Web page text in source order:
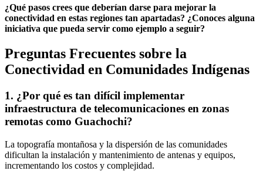
¿Qué pasos crees que deberían darse para mejorar la
conectividad en estas regiones tan apartadas? ¿Conoces alguna
iniciativa que pueda servir como ejemplo a seguir?
Preguntas Frecuentes sobre la
Conectividad en Comunidades Indígenas
1. ¿Por qué es tan difícil implementar
infraestructura de telecomunicaciones en zonas
remotas como Guachochi?
La topografía montañosa y la dispersión de las comunidades
dificultan la instalación y mantenimiento de antenas y equipos,
incrementando los costos y complejidad.